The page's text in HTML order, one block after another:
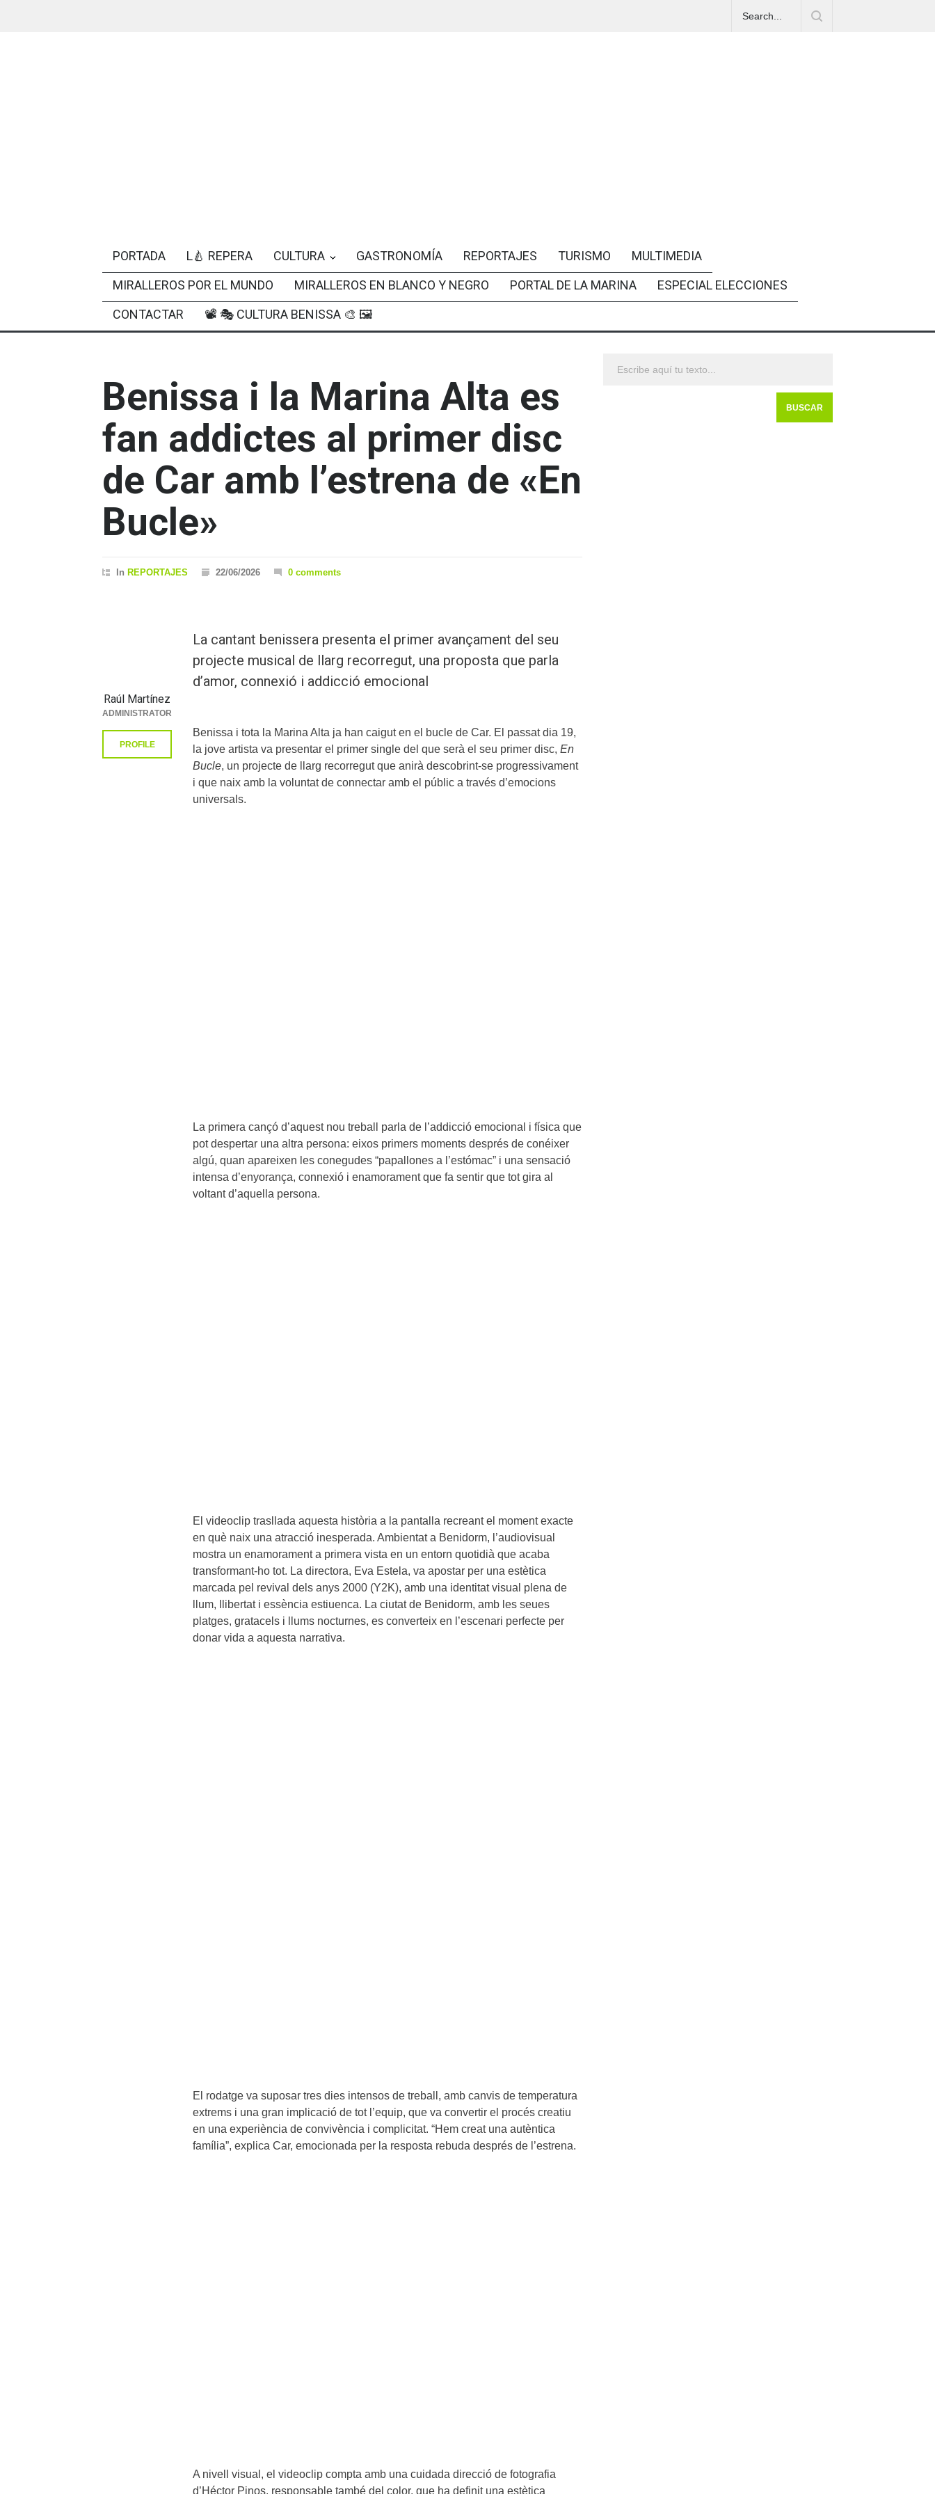
PORTADA L🍐 REPERA CULTURA GASTRONOMÍA REPORTAJES TURISMO
MULTIMEDIA
MIRALLEROS POR EL MUNDO
MIRALLEROS EN BLANCO Y NEGRO PORTAL DE LA MARINA
ESPECIAL ELECCIONES
CONTACTAR
📽 🎭 CULTURA BENISSA 🎨 🖼
Benissa i la Marina Alta es
fan addictes al primer disc
de Car amb l’estrena de «En
Bucle»
In REPORTAJES 22/06/2026 0 comments
La cantant benissera presenta el primer avançament del seu
projecte musical de llarg recorregut, una proposta que parla
d’amor, connexió i addicció emocional
Benissa i tota la Marina Alta ja han caigut en el bucle de Car. El passat dia 19,
la jove artista va presentar el primer single del que serà el seu primer disc, En
Bucle, un projecte de llarg recorregut que anirà descobrint-se progressivament
i que naix amb la voluntat de connectar amb el públic a través d’emocions
universals.
La primera cançó d’aquest nou treball parla de l’addicció emocional i física que
pot despertar una altra persona: eixos primers moments després de conéixer
algú, quan apareixen les conegudes “papallones a l’estómac” i una sensació
intensa d’enyorança, connexió i enamorament que fa sentir que tot gira al
voltant d’aquella persona.
El videoclip trasllada aquesta història a la pantalla recreant el moment exacte
en què naix una atracció inesperada. Ambientat a Benidorm, l’audiovisual
mostra un enamorament a primera vista en un entorn quotidià que acaba
transformant-ho tot. La directora, Eva Estela, va apostar per una estètica
marcada pel revival dels anys 2000 (Y2K), amb una identitat visual plena de
llum, llibertat i essència estiuenca. La ciutat de Benidorm, amb les seues
platges, gratacels i llums nocturnes, es converteix en l’escenari perfecte per
donar vida a aquesta narrativa.
El rodatge va suposar tres dies intensos de treball, amb canvis de temperatura
extrems i una gran implicació de tot l’equip, que va convertir el procés creatiu
en una experiència de convivència i complicitat. “Hem creat una autèntica
família”, explica Car, emocionada per la resposta rebuda després de l’estrena.
A nivell visual, el videoclip compta amb una cuidada direcció de fotografia
d’Héctor Pinos, responsable també del color, que ha definit una estètica
Raúl Martínez
ADMINISTRATOR
PROFILE